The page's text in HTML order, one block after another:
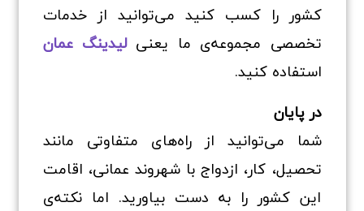
کشور را کسب کنید می‌توانید از خدمات
تخصصی مجموعه‌ی ما یعنیلیدینگ عمان
استفاده کنید.
در پایان
شما می‌توانید از راه‌های متفاوتی مانند
تحصیل، کار، ازدواج با شهروند عمانی، اقامت
این کشور را به دست بیاورید. اما نکته‌ی